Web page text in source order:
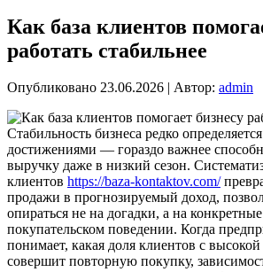
Как база клиентов
работать стабильнее
Опубликовано 23.06.2026 Автор: admin
Стабильность бизнеса редко
достижениями — гораздо важнее
выручку даже в низкий сезон.
клиентов https://baza-kontaktov.com/
продажи в прогнозируемый доход,
опираться не на догадки, а на
покупательском поведении. Когда
понимает, какая доля клиентов с
совершит повторную покупку,